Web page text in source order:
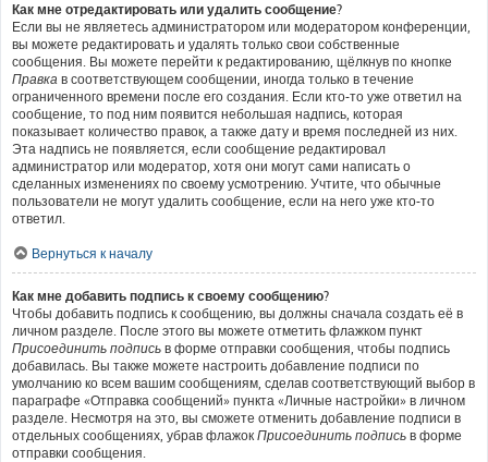
Как мне отредактировать или удалить сообщение?
Если вы не являетесь администратором или модератором конференции,
вы можете редактировать и удалять только свои собственные
сообщения. Вы можете перейти к редактированию, щёлкнув по кнопке
Правка в соответствующем сообщении, иногда только в течение
ограниченного времени после его создания. Если кто-то уже ответил на
сообщение, то под ним появится небольшая надпись, которая
показывает количество правок, а также дату и время последней из них.
Эта надпись не появляется, если сообщение редактировал
администратор или модератор, хотя они могут сами написать о
сделанных изменениях по своему усмотрению. Учтите, что обычные
пользователи не могут удалить сообщение, если на него уже кто-то
ответил.
Вернуться к началу
Как мне добавить подпись к своему сообщению?
Чтобы добавить подпись к сообщению, вы должны сначала создать её в
личном разделе. После этого вы можете отметить флажком пункт
Присоединить подпись в форме отправки сообщения, чтобы подпись
добавилась. Вы также можете настроить добавление подписи по
умолчанию ко всем вашим сообщениям, сделав соответствующий выбор в
параграфе «Отправка сообщений» пункта «Личные настройки» в личном
разделе. Несмотря на это, вы сможете отменить добавление подписи в
отдельных сообщениях, убрав флажок Присоединить подпись в форме
отправки сообщения.